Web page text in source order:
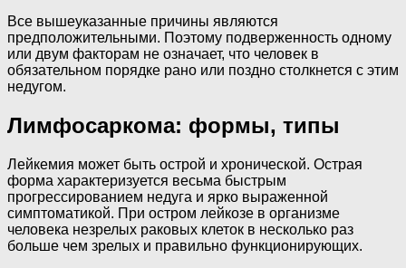
Все вышеуказанные причины являются
предположительными. Поэтому подверженность одному
или двум факторам не означает, что человек в
обязательном порядке рано или поздно столкнется с этим
недугом.
Лимфосаркома: формы, типы
Лейкемия может быть острой и хронической. Острая
форма характеризуется весьма быстрым
прогрессированием недуга и ярко выраженной
симптоматикой. При остром лейкозе в организме
человека незрелых раковых клеток в несколько раз
больше чем зрелых и правильно функционирующих.